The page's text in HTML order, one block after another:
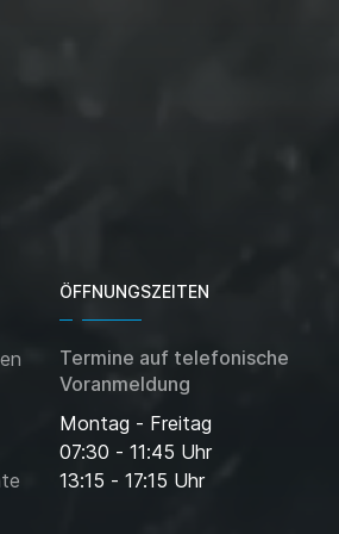
ÖFFNUNGSZEITEN
Termine auf telefonische
Voranmeldung
Montag - Freitag
07:30 - 11:45 Uhr
13:15 - 17:15 Uhr